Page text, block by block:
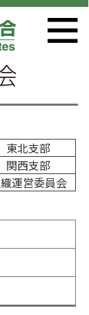
東北支部
関西支部
運営委員会